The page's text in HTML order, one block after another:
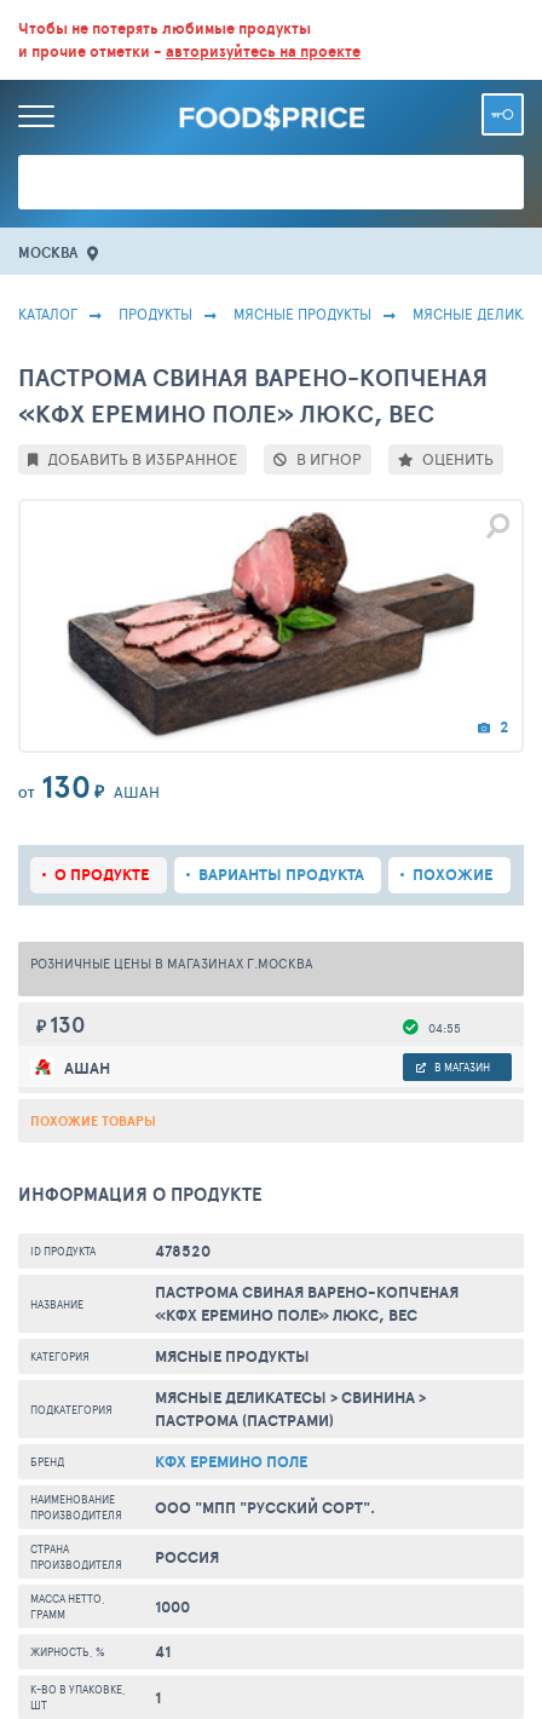
ВСЕ СКИДКИ И ВЫГОДНЫЕ ЦЕНЫ НА ПРОДУКТЫ В МАГАЗИНАХ.
БОЛЬШЕ 100 000 ТОВАРОВ. ЕЖЕДНЕВНОЕ ОБНОВЛЕНИЕ ЦЕН.
Чтобы не потерять любимые продукты
и прочие отметки - авторизуйтесь на проекте
МОСКВА
КАТАЛОГ ПРОДУКТЫ МЯСНЫЕ ПРОДУКТЫ МЯСНЫЕ
ПАСТРОМА СВИНАЯ ВАРЕНО-КОПЧЕНАЯ
«КФХ ЕРЕМИНО ПОЛЕ» ЛЮКС, ВЕС
2
ОТ 130 ₽ АШАН
ДОБАВИТЬ В ИЗБРАННОЕ В ИГНОР ОЦЕНИТЬ
О ПРОДУКТЕ ВАРИАНТЫ ПРОДУКТА ПОХОЖИЕ
РОЗНИЧНЫЕ ЦЕНЫ В МАГАЗИНАХ Г.МОСКВА
₽ 130 04:55
АШАН В МАГАЗИН
ПОХОЖИЕ ТОВАРЫ
ИНФОРМАЦИЯ О ПРОДУКТЕ
ID ПРОДУКТА 478520
НАЗВАНИЕ
ПАСТРОМА СВИНАЯ ВАРЕНО-КОПЧЕНАЯ
«КФХ ЕРЕМИНО ПОЛЕ» ЛЮКС, ВЕС
КАТЕГОРИЯ МЯСНЫЕ ПРОДУКТЫ
ПОДКАТЕГОРИЯ МЯСНЫЕ ДЕЛИКАТЕСЫ >СВИНИНА>
ПАСТРОМА (ПАСТРАМИ)
БРЕНД КФХ ЕРЕМИНО ПОЛЕ
НАИМЕНОВАНИЕ
ПРОИЗВОДИТЕЛЯ
ООО "МПП "РУССКИЙ СОРТ".
СТРАНА
ПРОИЗВОДИТЕЛЯ
РОССИЯ
МАССА НЕТТО,
ГРАММ
1000
ЖИРНОСТЬ, % 41
К-ВО В УПАКОВКЕ,
ШТ
1